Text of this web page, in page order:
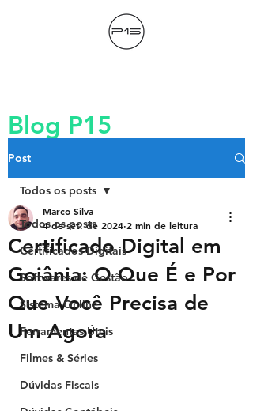
Blog P15
Post
Todos os posts
Certificados Digitais
Softwares de Gestão
Sistema Online
Ferramentas Úteis
Filmes & Séries
Dúvidas Fiscais
Todos os posts
Certificado Digital em
Goiânia: O Que É e Por
Que Você Precisa de
Um Agora
Marco Silva
4 de set. de 2024 2 min de leitura